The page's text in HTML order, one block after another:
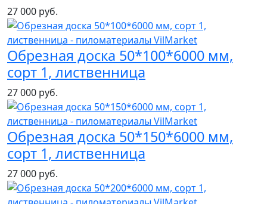
27 000 руб.
Обрезная доска 50*100*6000 мм,
сорт 1, лиственница
27 000 руб.
Обрезная доска 50*150*6000 мм,
сорт 1, лиственница
27 000 руб.